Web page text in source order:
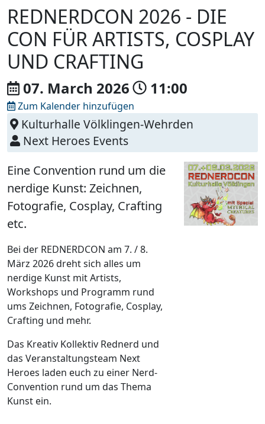
REDNERDCON 2026 - DIE
CON FÜR ARTISTS, COSPLAY
UND CRAFTING
07. March 2026 11:00
Zum Kalender hinzufügen
Kulturhalle Völklingen-Wehrden
Next Heroes Events
Eine Convention rund um die
nerdige Kunst: Zeichnen,
Fotografie, Cosplay, Crafting
etc.
Bei der REDNERDCON am 7. / 8.
März 2026 dreht sich alles um
nerdige Kunst mit Artists,
Workshops und Programm rund
ums Zeichnen, Fotografie, Cosplay,
Crafting und mehr.
Das Kreativ Kollektiv Rednerd und
das Veranstaltungsteam Next
Heroes laden euch zu einer Nerd-
Convention rund um das Thema
Kunst ein.